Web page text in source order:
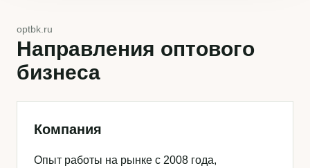
optbk.ru
Направления оптового
бизнеса
Компания
Опыт работы на рынке с 2008 года,